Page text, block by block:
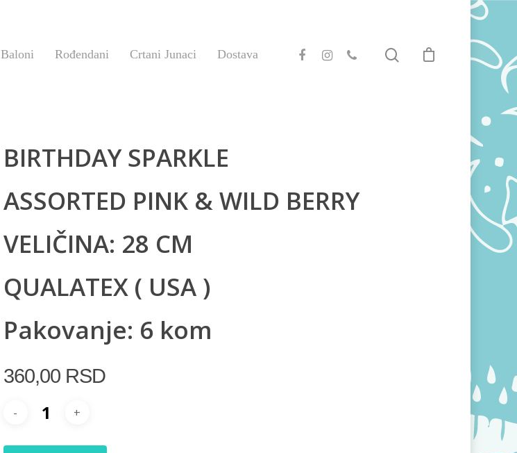
Baloni Rođendani Crtani Junaci Dostava
BIRTHDAY SPARKLE
ASSORTED PINK & WILD BERRY
VELIČINA: 28 CM
QUALATEX ( USA )
Pakovanje: 6 kom
360,00 RSD